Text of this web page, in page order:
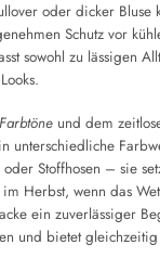
oder dicker Bluse
Schutz vor
sowohl zu lässigen
und dem
unterschiedliche
Stoffhosen – sie
im Herbst, wenn das
ein zuverlässiger
und bietet